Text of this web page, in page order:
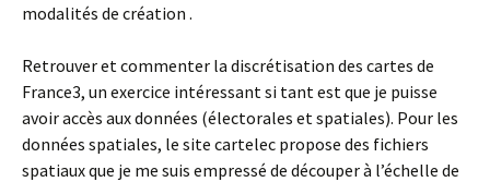
modalités de création .
Retrouver et commenter la discrétisation des cartes de
France3, un exercice intéressant si tant est que je puisse
avoir accès aux données (électorales et spatiales). Pour les
données spatiales, le site cartelec propose des fichiers
spatiaux que je me suis empressé de découper à l’échelle de